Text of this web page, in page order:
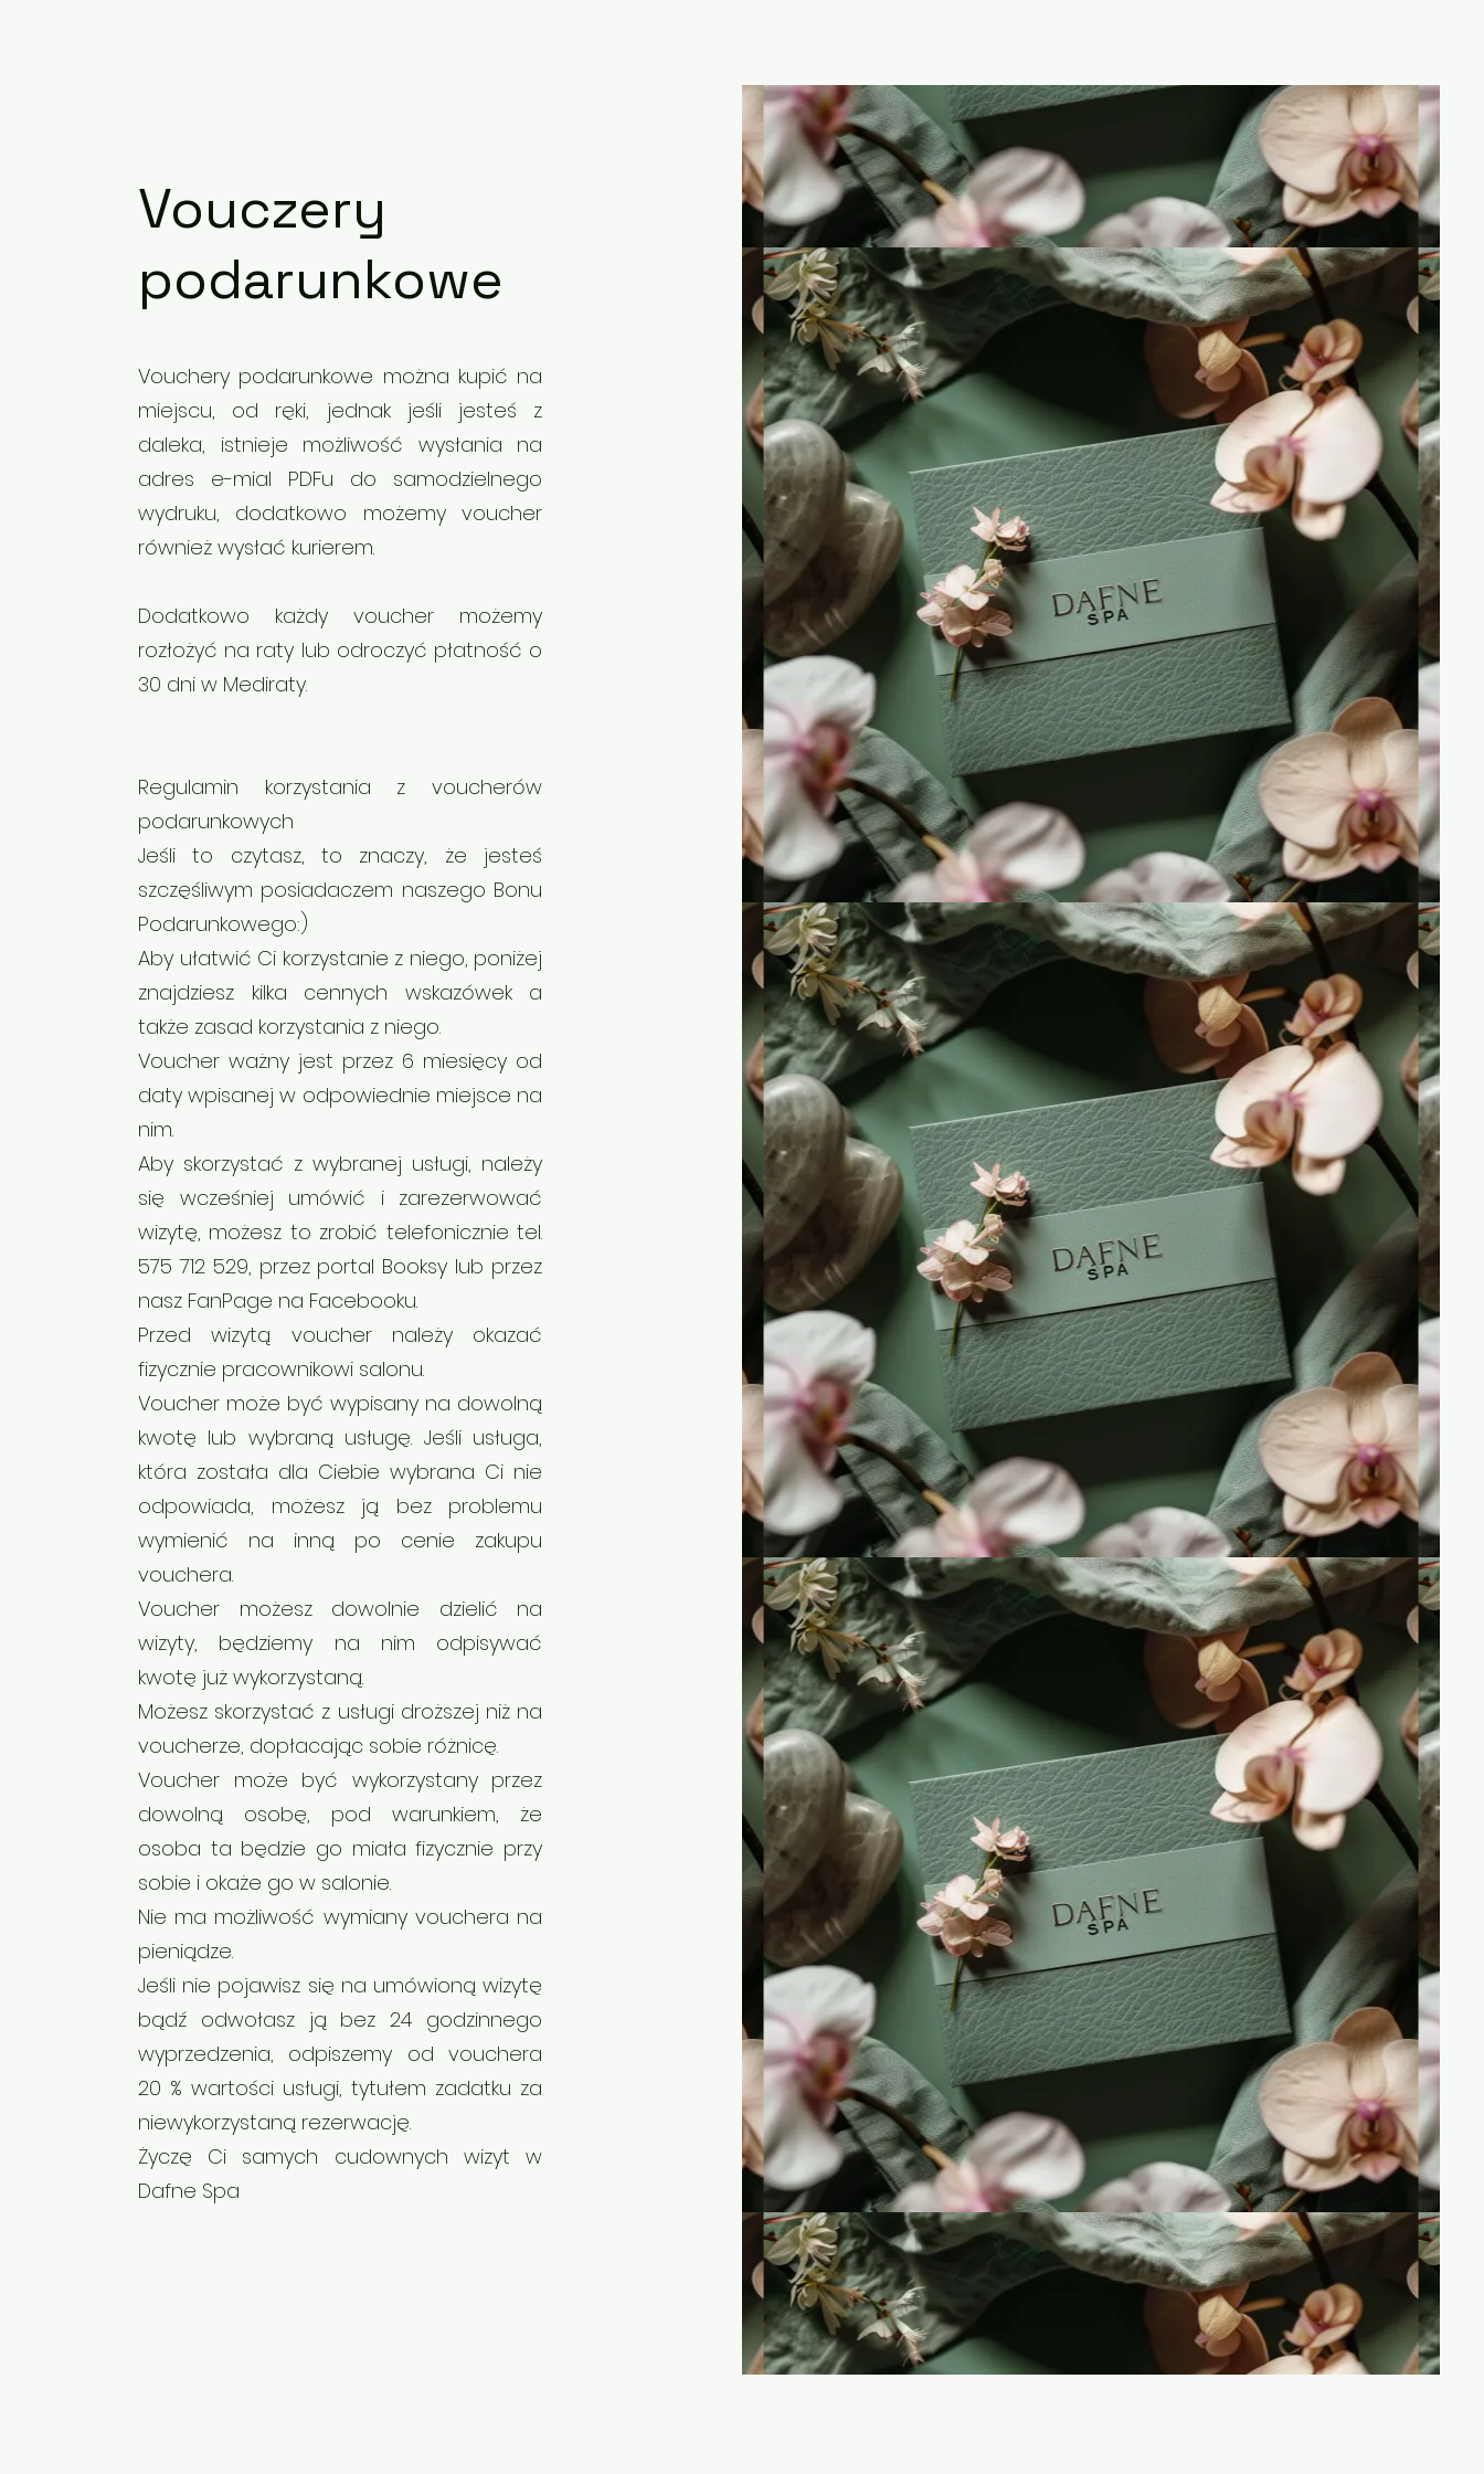
Vouczery
podarunkowe
Vouchery podarunkowe można kupić na
miejscu, od ręki, jednak jeśli jesteś z
daleka, istnieje możliwość wysłania na
adres e-mial PDFu do samodzielnego
wydruku, dodatkowo możemy voucher
również wysłać kurierem.
Dodatkowo każdy voucher możemy
rozłożyć na raty lub odroczyć płatność o
30 dni w Mediraty.
Regulamin korzystania z voucherów
podarunkowych
Jeśli to czytasz, to znaczy, że jesteś
szczęśliwym posiadaczem naszego Bonu
Podarunkowego:)
Aby ułatwić Ci korzystanie z niego, poniżej
znajdziesz kilka cennych wskazówek a
także zasad korzystania z niego.
Voucher ważny jest przez 6 miesięcy od
daty wpisanej w odpowiednie miejsce na
nim.
Aby skorzystać z wybranej usługi, należy
się wcześniej umówić i zarezerwować
wizytę, możesz to zrobić telefonicznie tel.
575 712 529, przez portal Booksy lub przez
nasz FanPage na Facebooku.
Przed wizytą voucher należy okazać
fizycznie pracownikowi salonu.
Voucher może być wypisany na dowolną
kwotę lub wybraną usługę. Jeśli usługa,
która została dla Ciebie wybrana Ci nie
odpowiada, możesz ją bez problemu
wymienić na inną po cenie zakupu
vouchera.
Voucher możesz dowolnie dzielić na
wizyty, będziemy na nim odpisywać
kwotę już wykorzystaną.
Możesz skorzystać z usługi droższej niż na
voucherze, dopłacając sobie różnicę.
Voucher może być wykorzystany przez
dowolną osobę, pod warunkiem, że
osoba ta będzie go miała fizycznie przy
sobie i okaże go w salonie.
Nie ma możliwość wymiany vouchera na
pieniądze.
Jeśli nie pojawisz się na umówioną wizytę
bądź odwołasz ją bez 24 godzinnego
wyprzedzenia, odpiszemy od vouchera
20 % wartości usługi, tytułem zadatku za
niewykorzystaną rezerwację.
Życzę Ci samych cudownych wizyt w
Dafne Spa